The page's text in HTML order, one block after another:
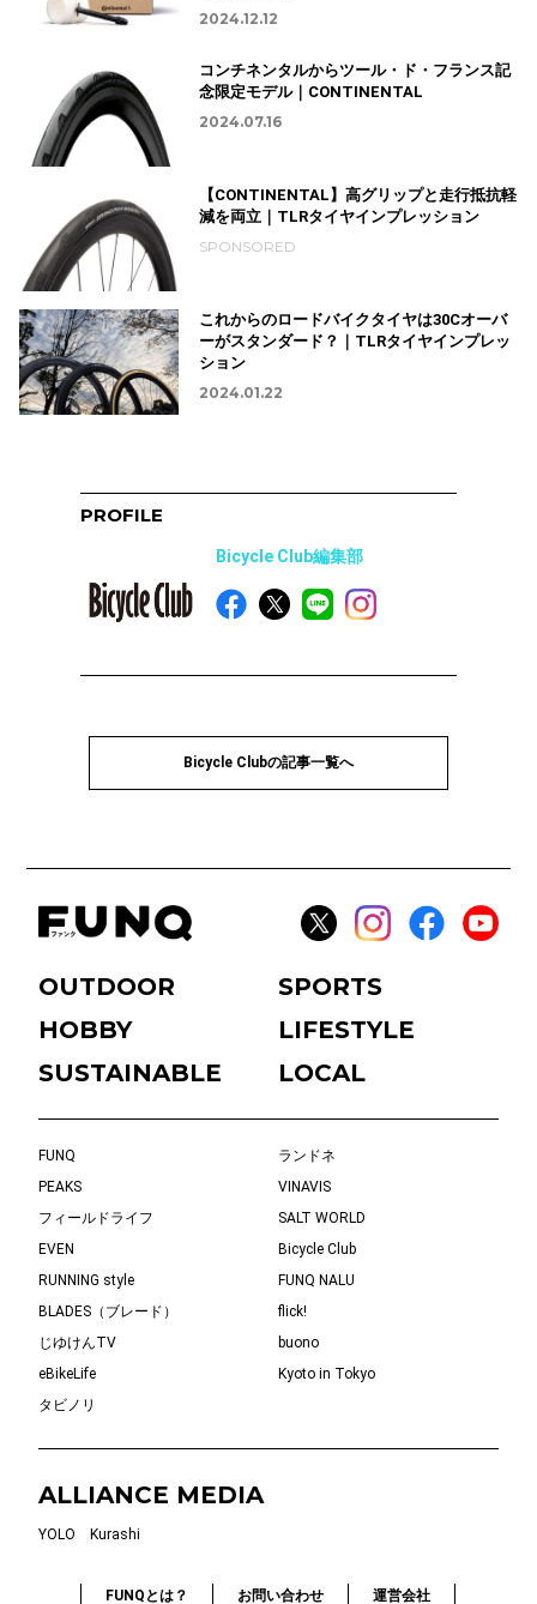
2024.12.12
コンチネンタルからツール・ド・フランス記
念限定モデル｜CONTINENTAL
2024.07.16
【CONTINENTAL】高グリップと走行抵抗軽
減を両立｜TLRタイヤインプレッション
SPONSORED
これからのロードバイクタイヤは30Cオーバ
ーがスタンダード？｜TLRタイヤインプレッ
ション
2024.01.22
PROFILE
Bicycle Club編集部
Bicycle Clubの記事一覧へ
OUTDOOR
SPORTS
HOBBY
LIFESTYLE
SUSTAINABLE
LOCAL
FUNQ
ランドネ
PEAKS
VINAVIS
フィールドライフ
SALT WORLD
EVEN
Bicycle Club
RUNNING style
FUNQ NALU
BLADES（ブレード）
flick!
じゆけんTV
buono
eBikeLife
Kyoto in Tokyo
タビノリ
ALLIANCE MEDIA
YOLO Kurashi
FUNQとは？ お問い合わせ 運営会社